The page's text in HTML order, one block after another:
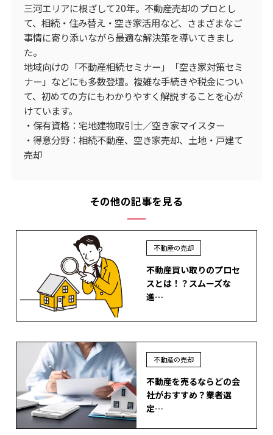
三河エリアに根ざして20年。不動産売却のプロとし
て、相続・住み替え・空き家活用など、さまざまなご
事情に寄り添いながら最適な解決策を導いてきまし
た。
地域向けの「不動産相続セミナー」「空き家対策セミ
ナー」などにも多数登壇。複雑な手続きや税金につい
て、初めての方にもわかりやすく解説することを心が
けています。
・保有資格：宅地建物取引士／空き家マイスター
・得意分野：相続不動産、空き家売却、土地・戸建て
売却
その他の記事を見る
不動産の売却
不動産買い取りのプロセ
スとは！？スムーズな
進…
不動産の売却
不動産を売るならどの会
社がおすすめ？業者選
定…